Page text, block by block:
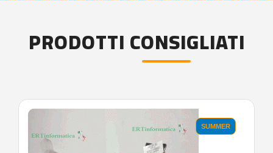
PRODOTTI CONSIGLIATI
SUMMER